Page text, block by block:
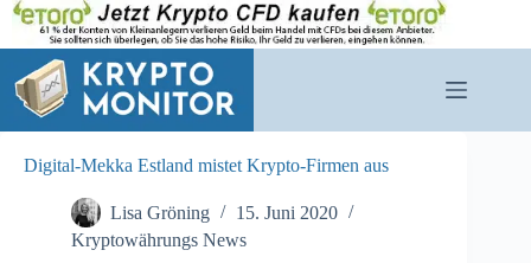
Zum
Inhalt
springen
Digital-Mekka Estland mistet Krypto-Firmen aus
Lisa Gröning
15. Juni 2020
Kryptowährungs News